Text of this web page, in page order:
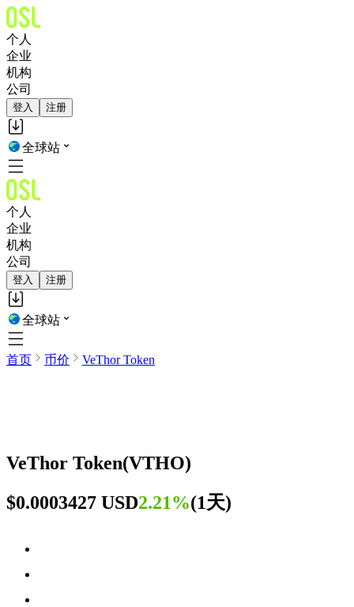
个人
企业
机构
公司
登入 注册
全球站
个人
企业
机构
公司
登入 注册
全球站
首页 币价 VeThor Token
VeThor Token(VTHO)
$0.0003427 USD2.21%(1天)